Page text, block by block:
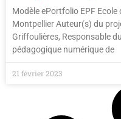
Modèle ePortfolio EPF Ecole
Montpellier Auteur(s) du
Griffoulières, Responsable
pédagogique numérique de
21 février 2023